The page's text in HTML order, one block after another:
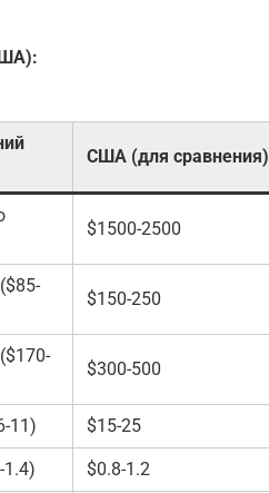
США (для сравнения)
$1500-2500
$150-250
$300-500
11) $15-25
1.4) $0.8-1.2